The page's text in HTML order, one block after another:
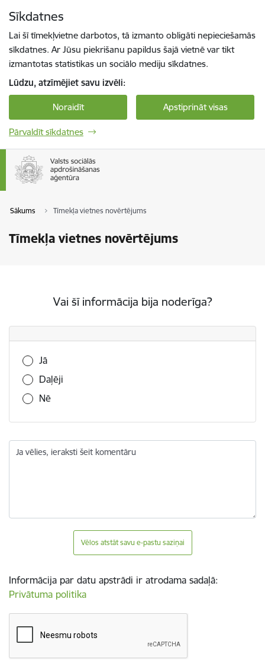
Sīkdatnes
Lai šī tīmekļvietne darbotos, tā izmanto obligāti nepieciešamās
sīkdatnes. Ar Jūsu piekrišanu papildus šajā vietnē var tikt
izmantotas statistikas un sociālo mediju sīkdatnes.
Lūdzu, atzīmējiet savu izvēli:
Noraidīt Apstiprināt visas
Pārvaldīt sīkdatnes
Sākums Tīmekļa vietnes novērtējums
Tīmekļa vietnes novērtējums
Vai šī informācija bija noderīga?
Vai šī informācija bija noderīga?
Jā
Daļēji
Nē
Ja vēlies, ieraksti šeit komentāru
Vēlos atstāt savu e-pastu saziņai
Informācija par datu apstrādi ir atrodama sadaļā:
Privātuma politika